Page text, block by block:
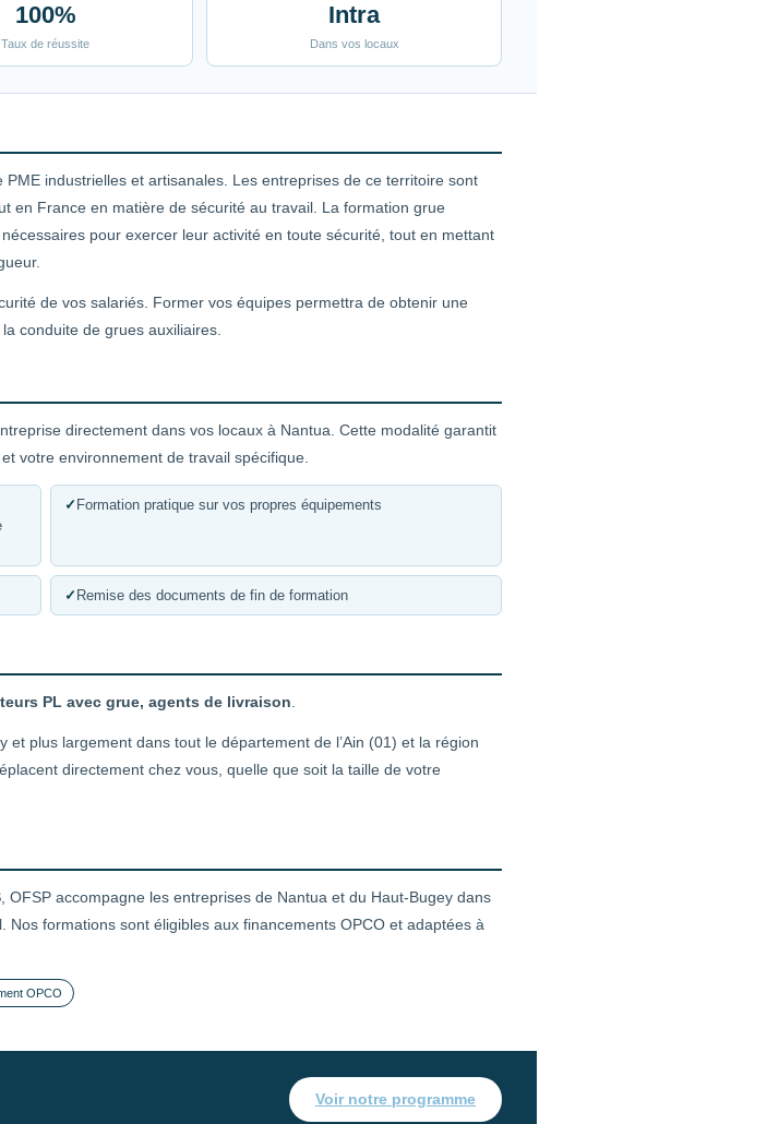
100%
Taux de réussite
Intra
Dans vos locaux
industrielles et artisanales. Les entreprises de ce territoire sont
en France en matière de sécurité au travail. La formation grue
pour exercer leur activité en toute sécurité, tout en mettant
de vos salariés. Former vos équipes permettra de obtenir une
conduite de grues auxiliaires.
directement dans vos locaux à Nantua. Cette modalité garantit
votre environnement de travail spécifique.
✓ Formation pratique sur vos propres équipements
✓ Remise des documents de fin de formation
PL avec grue, agents de livraison
plus largement dans tout le département de l’Ain (01) et la région
directement chez vous, quelle que soit la taille de votre
, OFSP accompagne les entreprises de Nantua et du Haut-Bugey dans
formations sont éligibles aux financements OPCO et adaptées à
OPCO
Voir notre programme